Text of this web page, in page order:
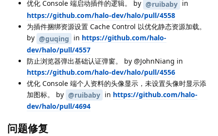
优化 Console 端启动插件的逻辑。 by @ruibaby in
https://github.com/halo-dev/halo/pull/4558
为插件捆绑资源设置 Cache Control 以优化静态资源加载。
by @guqing in https://github.com/halo-
dev/halo/pull/4557
防止浏览器弹出基础认证弹窗。 by @JohnNiang in
https://github.com/halo-dev/halo/pull/4556
优化 Console 端个人资料的头像显示，未设置头像时显示添
加图标。 by @ruibaby in https://github.com/halo-
dev/halo/pull/4694
问题修复